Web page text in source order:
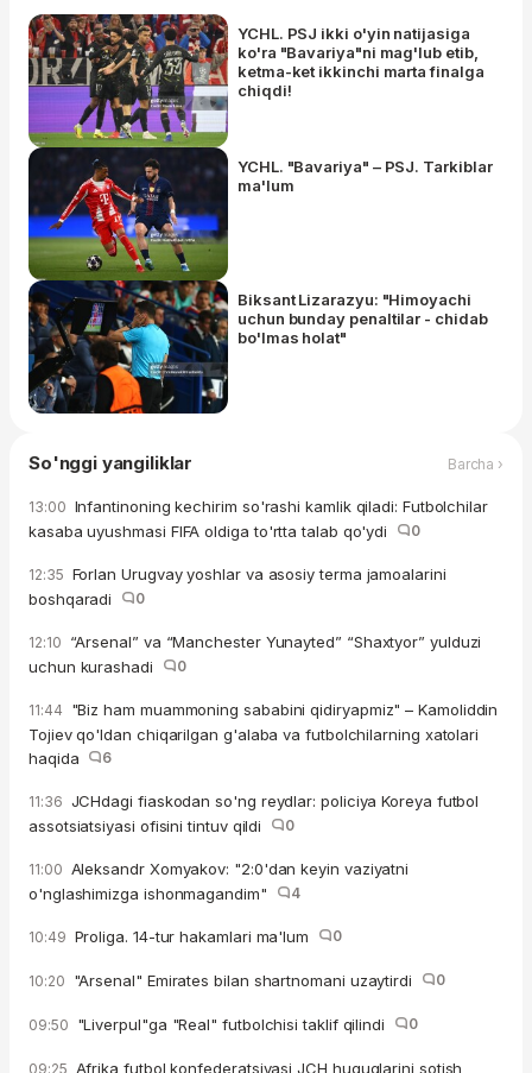
YCHL. PSJ ikki o'yin natijasiga
ko'ra "Bavariya"ni mag'lub etib,
ketma-ket ikkinchi marta finalga
chiqdi!
YCHL. "Bavariya" – PSJ. Tarkiblar
ma'lum
Biksant Lizarazyu: "Himoyachi
uchun bunday penaltilar - chidab
bo'lmas holat"
So'nggi yangiliklar Barcha ›
13:00 Infantinoning kechirim so'rashi kamlik qiladi: Futbolchilar
kasaba uyushmasi FIFA oldiga to'rtta talab qo'ydi
0
12:35 Forlan Urugvay yoshlar va asosiy terma jamoalarini
boshqaradi
0
12:10 “Arsenal” va “Manchester Yunayted” “Shaxtyor” yulduzi
uchun kurashadi
0
11:44 "Biz ham muammoning sababini qidiryapmiz" – Kamoliddin
Tojiev qo'ldan chiqarilgan g'alaba va futbolchilarning xatolari
haqida
6
11:36 JCHdagi fiaskodan so'ng reydlar: policiya Koreya futbol
assotsiatsiyasi ofisini tintuv qildi
0
11:00 Aleksandr Xomyakov: "2:0'dan keyin vaziyatni
o'nglashimizga ishonmagandim"
4
10:49 Proliga. 14-tur hakamlari ma'lum 0
10:20 "Arsenal" Emirates bilan shartnomani uzaytirdi 0
09:50 "Liverpul"ga "Real" futbolchisi taklif qilindi 0
09:25 Afrika futbol konfederatsiyasi JCH huquqlarini sotish